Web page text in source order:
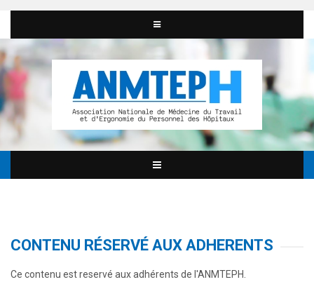
CONTENU RÉSERVÉ AUX ADHERENTS
Ce contenu est reservé aux adhérents de l'ANMTEPH.